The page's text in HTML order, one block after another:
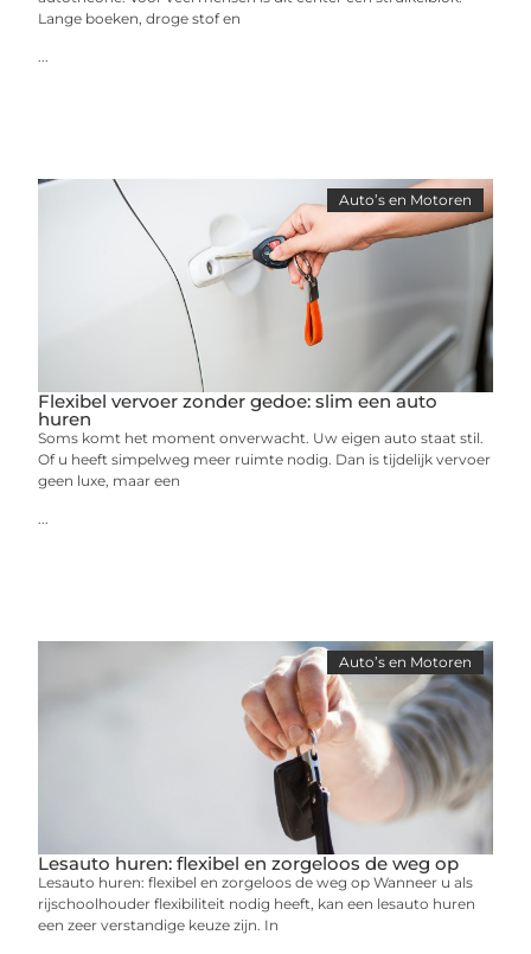
Lange boeken, droge stof en
Auto’s en Motoren
Flexibel vervoer zonder gedoe: slim een auto
huren
Soms komt het moment onverwacht. Uw eigen auto staat stil.
Of u heeft simpelweg meer ruimte nodig. Dan is tijdelijk vervoer
geen luxe, maar een
Auto’s en Motoren
Lesauto huren: flexibel en zorgeloos de weg op
Lesauto huren: flexibel en zorgeloos de weg op Wanneer u als
rijschoolhouder flexibiliteit nodig heeft, kan een lesauto huren
een zeer verstandige keuze zijn. In